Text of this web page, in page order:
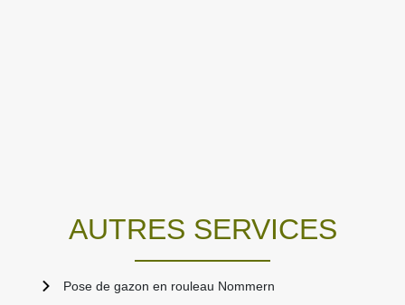
AUTRES SERVICES
Pose de gazon en rouleau Nommern